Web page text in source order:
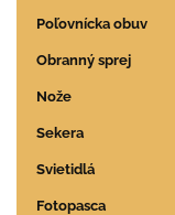
Poľovnícka obuv
Obranný sprej
Nože
Sekera
Svietidlá
Fotopasca